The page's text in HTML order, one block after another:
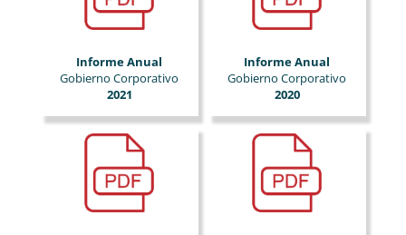
Informe Anual
Gobierno Corporativo
2021
Informe Anual
Gobierno Corporativo
2020